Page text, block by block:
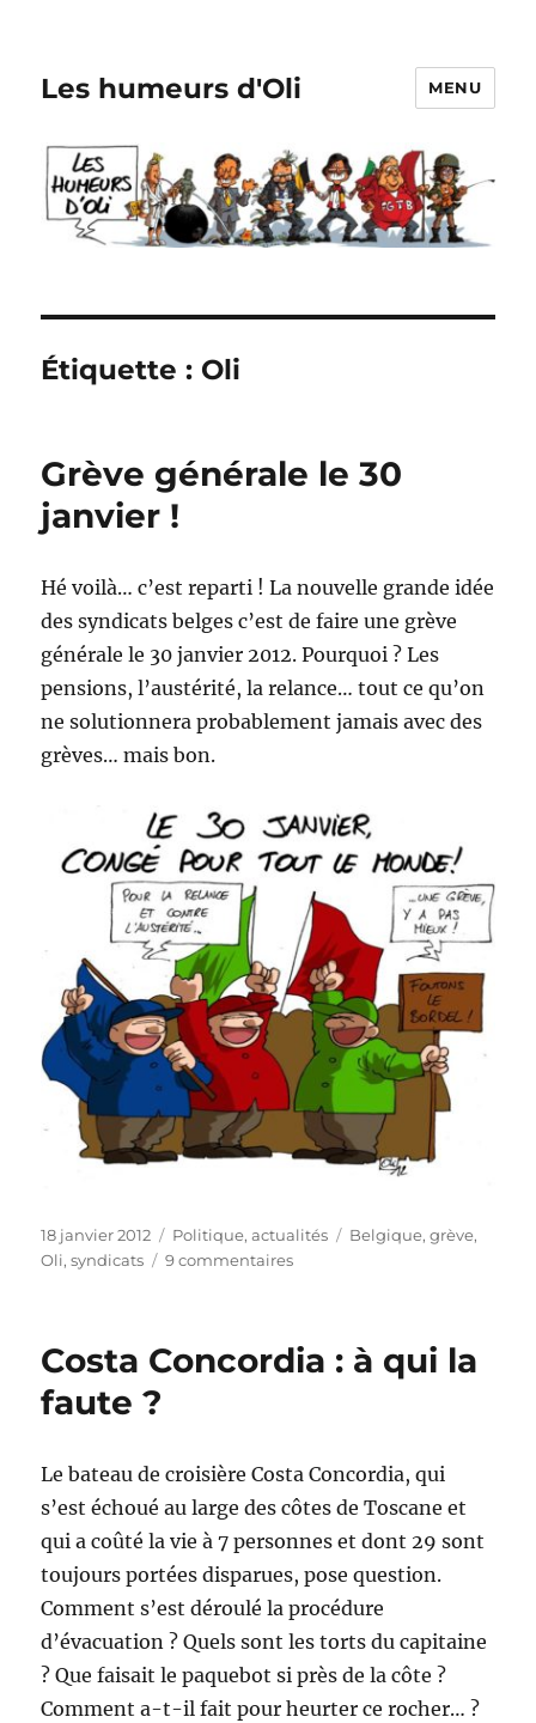
Les humeurs d'Oli MENU
Étiquette : Oli
Grève générale le 30
janvier !
Hé voilà… c’est reparti ! La nouvelle grande idée
des syndicats belges c’est de faire une grève
générale le 30 janvier 2012. Pourquoi ? Les
pensions, l’austérité, la relance… tout ce qu’on
ne solutionnera probablement jamais avec des
grèves… mais bon.
Publié
le
18 janvier 2012 Catégories
Politique, actualités Étiquettes
Belgique,grève,
Oli,syndicats 9 commentairessur
30
Costa Concordia : à qui la
faute ?
Le bateau de croisière Costa Concordia, qui
s’est échoué au large des côtes de Toscane et
qui a coûté la vie à 7 personnes et dont 29 sont
toujours portées disparues, pose question.
Comment s’est déroulé la procédure
d’évacuation ? Quels sont les torts du capitaine
? Que faisait le paquebot si près de la côte ?
Comment a-t-il fait pour heurter ce rocher… ?